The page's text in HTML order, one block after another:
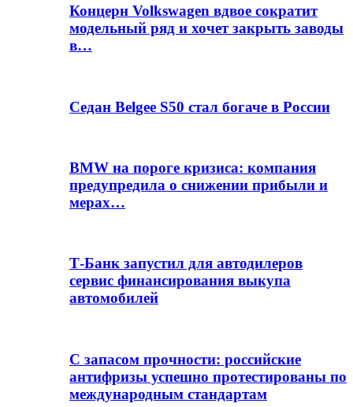
Концерн Volkswagen вдвое сократит
модельный ряд и хочет закрыть заводы
в…
Седан Belgee S50 стал богаче в России
BMW на пороге кризиса: компания
предупредила о снижении прибыли и
мерах…
Т-Банк запустил для автодилеров
сервис финансирования выкупа
автомобилей
С запасом прочности: российские
антифризы успешно протестированы по
международным стандартам